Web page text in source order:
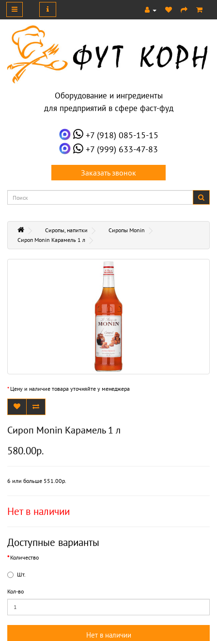
Оборудование и ингредиенты
для предприятий в сфере фаст-фуд
+7 (918) 085-15-15
+7 (999) 633-47-83
Заказать звонок
Сиропы, напитки
Сиропы Monin
Сироп Monin Карамель 1 л
*Цену и наличие товара уточняйте у менеджера
Сироп Monin Карамель 1 л
580.00р.
6 или больше 551.00р.
Нет в наличии
Доступные варианты
Количество
Шт.
Кол-во
Нет в наличии